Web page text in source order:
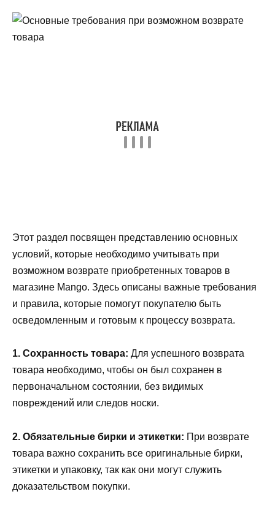
Этот раздел посвящен представлению основных
условий, которые необходимо учитывать при
возможном возврате приобретенных товаров в
магазине Mango. Здесь описаны важные требования
и правила, которые помогут покупателю быть
осведомленным и готовым к процессу возврата.
1. Сохранность товара: Для успешного возврата
товара необходимо, чтобы он был сохранен в
первоначальном состоянии, без видимых
повреждений или следов носки.
2. Обязательные бирки и этикетки: При возврате
товара важно сохранить все оригинальные бирки,
этикетки и упаковку, так как они могут служить
доказательством покупки.